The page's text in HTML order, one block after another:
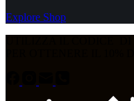
Explore Shop